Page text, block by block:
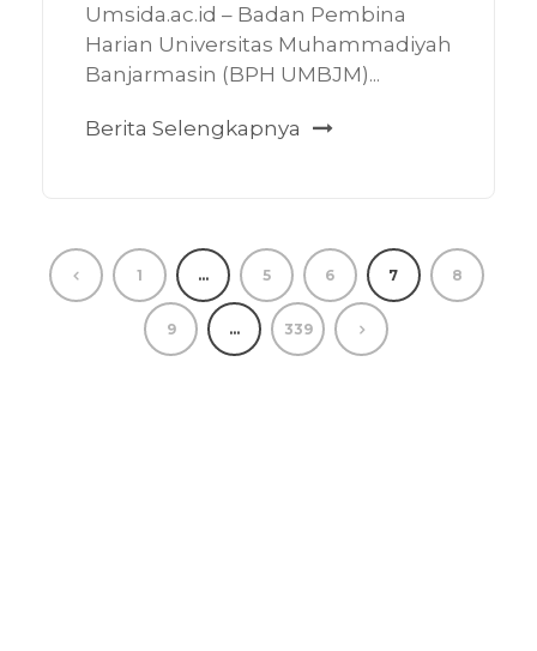
Umsida.ac.id – Badan Pembina
Harian Universitas Muhammadiyah
Banjarmasin (BPH UMBJM)...
Berita Selengkapnya
1 … 5 6 7 8
9 … 339